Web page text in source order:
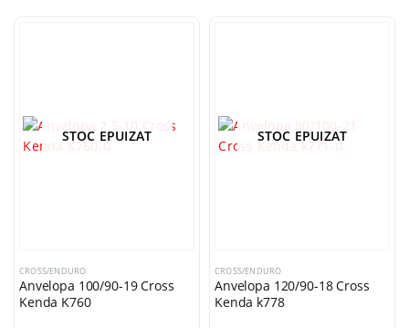
STOC EPUIZAT
CROSS/ENDURO
Anvelopa 100/90-19 Cross
Kenda K760
STOC EPUIZAT
CROSS/ENDURO
Anvelopa 120/90-18 Cross
Kenda k778